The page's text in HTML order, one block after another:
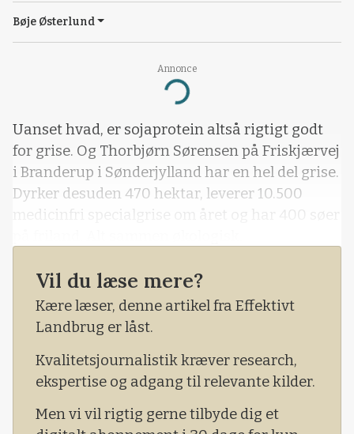
Annonce
Loading...
Bøje Østerlund
Uanset hvad, er sojaprotein altså rigtigt godt
for grise. Og Thorbjørn Sørensen på Friskjærvej
i Branderup i Sønderjylland har en hel del grise.
Dyrker desuden 470 hektar, leverer 10.500
medicinfri specialgrise om året og har 400 søer
Vil du læse mere?
Kære læser, denne artikel fra Effektivt
Landbrug er låst.
Kvalitetsjournalistik kræver research,
ekspertise og adgang til relevante kilder.
Men vi vil rigtig gerne tilbyde dig et